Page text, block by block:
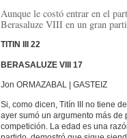
Aunque le costó entrar en el
Berasaluze VIII en un gran
TITIN III 22
BERASALUZE VIII 17
Jon ORMAZABAL | GASTEIZ
Si, como dicen, Titín III no tiene
ayer sumó un argumento más
competición. La edad es una